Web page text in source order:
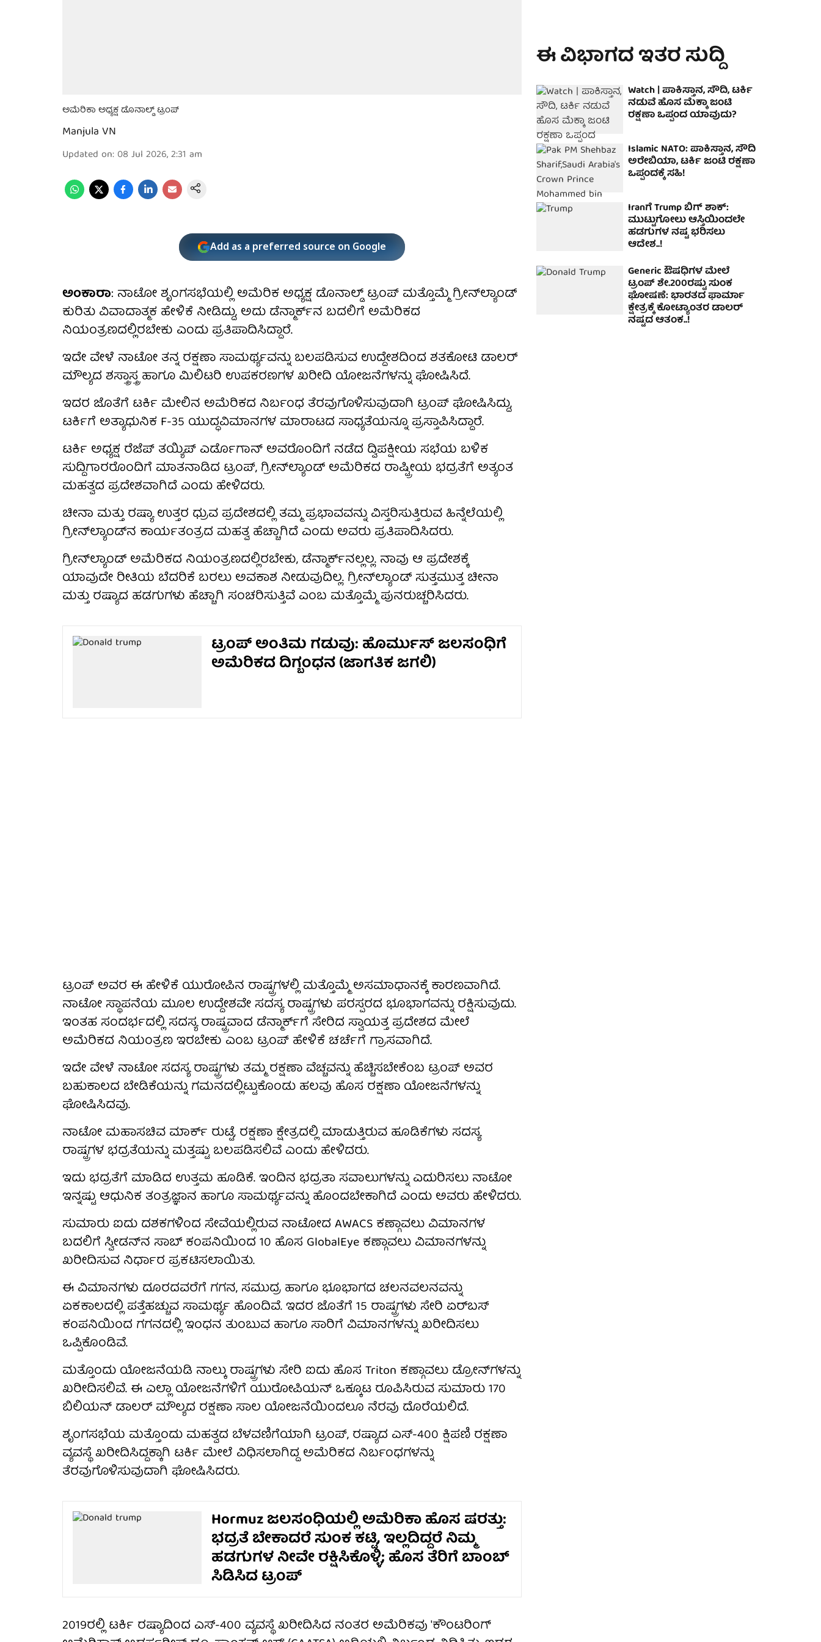
ಅಮೆರಿಕಾ ಅಧ್ಯಕ್ಷ ಡೊನಾಲ್ಡ್ ಟ್ರಂಪ್
Manjula VN
Updated on: 08 Jul 2026, 2:31 am
Add as a preferred source on Google
ಅಂಕಾರಾ: ನಾಟೋ ಶೃಂಗಸಭೆಯಲ್ಲಿ ಅಮೆರಿಕ ಅಧ್ಯಕ್ಷ ಡೊನಾಲ್ಡ್ ಟ್ರಂಪ್ ಮತ್ತೊಮ್ಮೆ ಗ್ರೀನ್‌ಲ್ಯಾಂಡ್‌
ಕುರಿತು ವಿವಾದಾತ್ಮಕ ಹೇಳಿಕೆ ನೀಡಿದ್ದು, ಅದು ಡೆನ್ಮಾರ್ಕ್‌ನ ಬದಲಿಗೆ ಅಮೆರಿಕದ
ನಿಯಂತ್ರಣದಲ್ಲಿರಬೇಕು ಎಂದು ಪ್ರತಿಪಾದಿಸಿದ್ದಾರೆ.
ಇದೇ ವೇಳೆ ನಾಟೋ ತನ್ನ ರಕ್ಷಣಾ ಸಾಮರ್ಥ್ಯವನ್ನು ಬಲಪಡಿಸುವ ಉದ್ದೇಶದಿಂದ ಶತಕೋಟಿ ಡಾಲರ್
ಮೌಲ್ಯದ ಶಸ್ತ್ರಾಸ್ತ್ರ ಹಾಗೂ ಮಿಲಿಟರಿ ಉಪಕರಣಗಳ ಖರೀದಿ ಯೋಜನೆಗಳನ್ನು ಘೋಷಿಸಿದೆ.
ಇದರ ಜೊತೆಗೆ ಟರ್ಕಿ ಮೇಲಿನ ಅಮೆರಿಕದ ನಿರ್ಬಂಧ ತೆರವುಗೊಳಿಸುವುದಾಗಿ ಟ್ರಂಪ್ ಘೋಷಿಸಿದ್ದು,
ಟರ್ಕಿಗೆ ಅತ್ಯಾಧುನಿಕ F-35 ಯುದ್ಧವಿಮಾನಗಳ ಮಾರಾಟದ ಸಾಧ್ಯತೆಯನ್ನೂ ಪ್ರಸ್ತಾಪಿಸಿದ್ದಾರೆ.
ಟರ್ಕಿ ಅಧ್ಯಕ್ಷ ರೆಜೆಪ್ ತಯ್ಯಿಪ್ ಎರ್ಡೊಗಾನ್ ಅವರೊಂದಿಗೆ ನಡೆದ ದ್ವಿಪಕ್ಷೀಯ ಸಭೆಯ ಬಳಿಕ
ಸುದ್ದಿಗಾರರೊಂದಿಗೆ ಮಾತನಾಡಿದ ಟ್ರಂಪ್, ಗ್ರೀನ್‌ಲ್ಯಾಂಡ್ ಅಮೆರಿಕದ ರಾಷ್ಟ್ರೀಯ ಭದ್ರತೆಗೆ ಅತ್ಯಂತ
ಮಹತ್ವದ ಪ್ರದೇಶವಾಗಿದೆ ಎಂದು ಹೇಳಿದರು.
ಚೀನಾ ಮತ್ತು ರಷ್ಯಾ ಉತ್ತರ ಧ್ರುವ ಪ್ರದೇಶದಲ್ಲಿ ತಮ್ಮ ಪ್ರಭಾವವನ್ನು ವಿಸ್ತರಿಸುತ್ತಿರುವ ಹಿನ್ನೆಲೆಯಲ್ಲಿ
ಗ್ರೀನ್‌ಲ್ಯಾಂಡ್‌ನ ಕಾರ್ಯತಂತ್ರದ ಮಹತ್ವ ಹೆಚ್ಚಾಗಿದೆ ಎಂದು ಅವರು ಪ್ರತಿಪಾದಿಸಿದರು.
ಗ್ರೀನ್‌ಲ್ಯಾಂಡ್ ಅಮೆರಿಕದ ನಿಯಂತ್ರಣದಲ್ಲಿರಬೇಕು, ಡೆನ್ಮಾರ್ಕ್‌ನಲ್ಲಲ್ಲ. ನಾವು ಆ ಪ್ರದೇಶಕ್ಕೆ
ಯಾವುದೇ ರೀತಿಯ ಬೆದರಿಕೆ ಬರಲು ಅವಕಾಶ ನೀಡುವುದಿಲ್ಲ. ಗ್ರೀನ್‌ಲ್ಯಾಂಡ್ ಸುತ್ತಮುತ್ತ ಚೀನಾ
ಮತ್ತು ರಷ್ಯಾದ ಹಡಗುಗಳು ಹೆಚ್ಚಾಗಿ ಸಂಚರಿಸುತ್ತಿವೆ ಎಂಬ ಮತ್ತೊಮ್ಮೆ ಪುನರುಚ್ಚರಿಸಿದರು.
ಟ್ರಂಪ್ ಅಂತಿಮ ಗಡುವು: ಹೊರ್ಮುಸ್ ಜಲಸಂಧಿಗೆ
ಅಮೆರಿಕದ ದಿಗ್ಬಂಧನ (ಜಾಗತಿಕ ಜಗಲಿ)
ಟ್ರಂಪ್ ಅವರ ಈ ಹೇಳಿಕೆ ಯುರೋಪಿನ ರಾಷ್ಟ್ರಗಳಲ್ಲಿ ಮತ್ತೊಮ್ಮೆ ಅಸಮಾಧಾನಕ್ಕೆ ಕಾರಣವಾಗಿದೆ.
ನಾಟೋ ಸ್ಥಾಪನೆಯ ಮೂಲ ಉದ್ದೇಶವೇ ಸದಸ್ಯ ರಾಷ್ಟ್ರಗಳು ಪರಸ್ಪರದ ಭೂಭಾಗವನ್ನು ರಕ್ಷಿಸುವುದು.
ಇಂತಹ ಸಂದರ್ಭದಲ್ಲಿ ಸದಸ್ಯ ರಾಷ್ಟ್ರವಾದ ಡೆನ್ಮಾರ್ಕ್‌ಗೆ ಸೇರಿದ ಸ್ವಾಯತ್ತ ಪ್ರದೇಶದ ಮೇಲೆ
ಅಮೆರಿಕದ ನಿಯಂತ್ರಣ ಇರಬೇಕು ಎಂಬ ಟ್ರಂಪ್ ಹೇಳಿಕೆ ಚರ್ಚೆಗೆ ಗ್ರಾಸವಾಗಿದೆ.
ಇದೇ ವೇಳೆ ನಾಟೋ ಸದಸ್ಯ ರಾಷ್ಟ್ರಗಳು ತಮ್ಮ ರಕ್ಷಣಾ ವೆಚ್ಚವನ್ನು ಹೆಚ್ಚಿಸಬೇಕೆಂಬ ಟ್ರಂಪ್ ಅವರ
ಬಹುಕಾಲದ ಬೇಡಿಕೆಯನ್ನು ಗಮನದಲ್ಲಿಟ್ಟುಕೊಂಡು ಹಲವು ಹೊಸ ರಕ್ಷಣಾ ಯೋಜನೆಗಳನ್ನು
ಘೋಷಿಸಿದವು.
ನಾಟೋ ಮಹಾಸಚಿವ ಮಾರ್ಕ್ ರುಟ್ಟೆ, ರಕ್ಷಣಾ ಕ್ಷೇತ್ರದಲ್ಲಿ ಮಾಡುತ್ತಿರುವ ಹೂಡಿಕೆಗಳು ಸದಸ್ಯ
ರಾಷ್ಟ್ರಗಳ ಭದ್ರತೆಯನ್ನು ಮತ್ತಷ್ಟು ಬಲಪಡಿಸಲಿವೆ ಎಂದು ಹೇಳಿದರು.
ಇದು ಭದ್ರತೆಗೆ ಮಾಡಿದ ಉತ್ತಮ ಹೂಡಿಕೆ. ಇಂದಿನ ಭದ್ರತಾ ಸವಾಲುಗಳನ್ನು ಎದುರಿಸಲು ನಾಟೋ
ಇನ್ನಷ್ಟು ಆಧುನಿಕ ತಂತ್ರಜ್ಞಾನ ಹಾಗೂ ಸಾಮರ್ಥ್ಯವನ್ನು ಹೊಂದಬೇಕಾಗಿದೆ ಎಂದು ಅವರು ಹೇಳಿದರು.
ಸುಮಾರು ಐದು ದಶಕಗಳಿಂದ ಸೇವೆಯಲ್ಲಿರುವ ನಾಟೋದ AWACS ಕಣ್ಗಾವಲು ವಿಮಾನಗಳ
ಬದಲಿಗೆ ಸ್ವೀಡನ್‌ನ ಸಾಬ್ ಕಂಪನಿಯಿಂದ 10 ಹೊಸ GlobalEye ಕಣ್ಗಾವಲು ವಿಮಾನಗಳನ್ನು
ಖರೀದಿಸುವ ನಿರ್ಧಾರ ಪ್ರಕಟಿಸಲಾಯಿತು.
ಈ ವಿಮಾನಗಳು ದೂರದವರೆಗೆ ಗಗನ, ಸಮುದ್ರ ಹಾಗೂ ಭೂಭಾಗದ ಚಲನವಲನವನ್ನು
ಏಕಕಾಲದಲ್ಲಿ ಪತ್ತೆಹಚ್ಚುವ ಸಾಮರ್ಥ್ಯ ಹೊಂದಿವೆ. ಇದರ ಜೊತೆಗೆ 15 ರಾಷ್ಟ್ರಗಳು ಸೇರಿ ಏರ್‌ಬಸ್
ಕಂಪನಿಯಿಂದ ಗಗನದಲ್ಲಿ ಇಂಧನ ತುಂಬುವ ಹಾಗೂ ಸಾರಿಗೆ ವಿಮಾನಗಳನ್ನು ಖರೀದಿಸಲು
ಒಪ್ಪಿಕೊಂಡಿವೆ.
ಮತ್ತೊಂದು ಯೋಜನೆಯಡಿ ನಾಲ್ಕು ರಾಷ್ಟ್ರಗಳು ಸೇರಿ ಐದು ಹೊಸ Triton ಕಣ್ಗಾವಲು ಡ್ರೋನ್‌ಗಳನ್ನು
ಖರೀದಿಸಲಿವೆ. ಈ ಎಲ್ಲಾ ಯೋಜನೆಗಳಿಗೆ ಯುರೋಪಿಯನ್ ಒಕ್ಕೂಟ ರೂಪಿಸಿರುವ ಸುಮಾರು 170
ಬಿಲಿಯನ್ ಡಾಲರ್ ಮೌಲ್ಯದ ರಕ್ಷಣಾ ಸಾಲ ಯೋಜನೆಯಿಂದಲೂ ನೆರವು ದೊರೆಯಲಿದೆ.
ಶೃಂಗಸಭೆಯ ಮತ್ತೊಂದು ಮಹತ್ವದ ಬೆಳವಣಿಗೆಯಾಗಿ ಟ್ರಂಪ್, ರಷ್ಯಾದ ಎಸ್-400 ಕ್ಷಿಪಣಿ ರಕ್ಷಣಾ
ವ್ಯವಸ್ಥೆ ಖರೀದಿಸಿದ್ದಕ್ಕಾಗಿ ಟರ್ಕಿ ಮೇಲೆ ವಿಧಿಸಲಾಗಿದ್ದ ಅಮೆರಿಕದ ನಿರ್ಬಂಧಗಳನ್ನು
ತೆರವುಗೊಳಿಸುವುದಾಗಿ ಘೋಷಿಸಿದರು.
Hormuz ಜಲಸಂಧಿಯಲ್ಲಿ ಅಮೆರಿಕಾ ಹೊಸ ಷರತ್ತು:
ಭದ್ರತೆ ಬೇಕಾದರೆ ಸುಂಕ ಕಟ್ಟಿ, ಇಲ್ಲದಿದ್ದರೆ ನಿಮ್ಮ
ಹಡಗುಗಳ ನೀವೇ ರಕ್ಷಿಸಿಕೊಳ್ಳಿ; ಹೊಸ ತೆರಿಗೆ ಬಾಂಬ್
ಸಿಡಿಸಿದ ಟ್ರಂಪ್
2019ರಲ್ಲಿ ಟರ್ಕಿ ರಷ್ಯಾದಿಂದ ಎಸ್-400 ವ್ಯವಸ್ಥೆ ಖರೀದಿಸಿದ ನಂತರ ಅಮೆರಿಕವು 'ಕೌಂಟರಿಂಗ್
ಈ ವಿಭಾಗದ ಇತರ ಸುದ್ದಿ
Watch | ಪಾಕಿಸ್ತಾನ, ಸೌದಿ, ಟರ್ಕಿ
ನಡುವೆ ಹೊಸ ಮೆಕ್ಕಾ ಜಂಟಿ
ರಕ್ಷಣಾ ಒಪ್ಪಂದ ಯಾವುದು?
Islamic NATO: ಪಾಕಿಸ್ತಾನ, ಸೌದಿ
ಅರೇಬಿಯಾ, ಟರ್ಕಿ ಜಂಟಿ ರಕ್ಷಣಾ
ಒಪ್ಪಂದಕ್ಕೆ ಸಹಿ!
Iranಗೆ Trump ಬಿಗ್ ಶಾಕ್:
ಮುಟ್ಟುಗೋಲು ಆಸ್ತಿಯಿಂದಲೇ
ಹಡಗುಗಳ ನಷ್ಟ ಭರಿಸಲು
ಆದೇಶ..!
Generic ಔಷಧಿಗಳ ಮೇಲೆ
ಟ್ರಂಪ್ ಶೇ.200ರಷ್ಟು ಸುಂಕ
ಘೋಷಣೆ: ಭಾರತದ ಫಾರ್ಮಾ
ಕ್ಷೇತ್ರಕ್ಕೆ ಕೋಟ್ಯಾಂತರ ಡಾಲರ್
ನಷ್ಟದ ಆತಂಕ..!